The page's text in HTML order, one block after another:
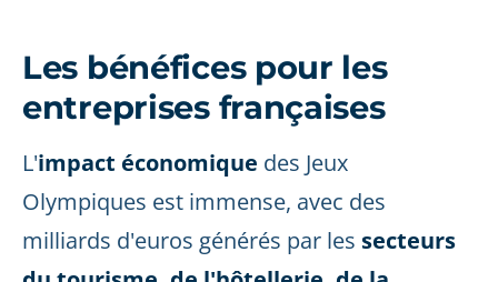
Les bénéfices pour les
entreprises françaises
L'impact économique des Jeux
Olympiques est immense, avec des
milliards d'euros générés par les secteurs